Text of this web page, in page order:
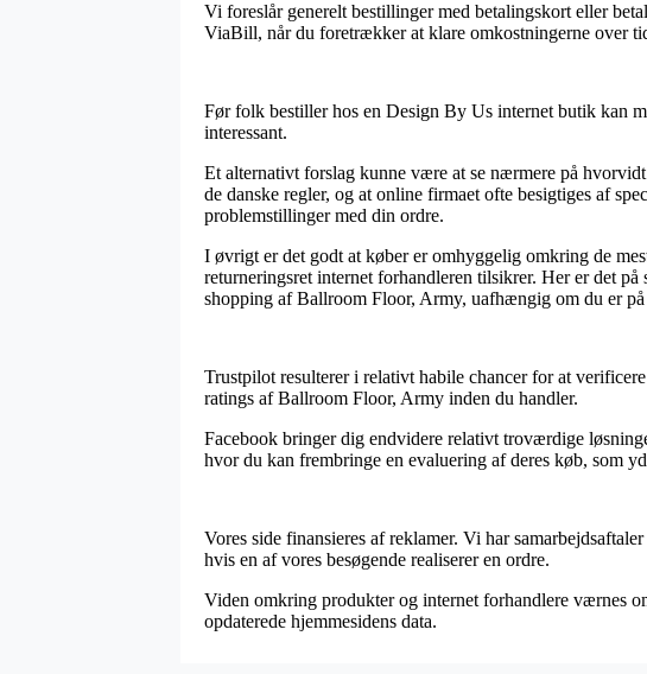
Vi foreslår generelt bestillinger med betalingskort eller
ViaBill, når du foretrækker at klare omkostningerne over
Før folk bestiller hos en Design By Us internet butik kan
interessant.
Et alternativt forslag kunne være at se nærmere på
de danske regler, og at online firmaet ofte besigtiges af
problemstillinger med din ordre.
I øvrigt er det godt at køber er omhyggelig omkring de
returneringsret internet forhandleren tilsikrer. Her er det på
shopping af Ballroom Floor, Army, uafhængig om du er
Trustpilot resulterer i relativt habile chancer for at
ratings af Ballroom Floor, Army inden du handler.
Facebook bringer dig endvidere relativt troværdige
hvor du kan frembringe en evaluering af deres køb, som
Vores side finansieres af reklamer. Vi har
hvis en af vores besøgende realiserer en ordre.
Viden omkring produkter og internet forhandlere værnes
opdaterede hjemmesidens data.